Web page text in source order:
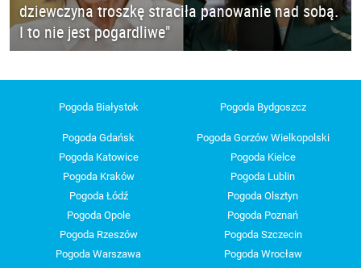
dziewczyna troszkę straciła panowanie nad sobą.
I to nie jest pogardliwe"
Pogoda Białystok Pogoda Bydgoszcz
Pogoda Gdańsk
Pogoda Gorzów Wielkopolski
Pogoda Katowice
Pogoda Kielce
Pogoda Kraków
Pogoda Lublin
Pogoda Łódź
Pogoda Olsztyn
Pogoda Opole
Pogoda Poznań
Pogoda Rzeszów
Pogoda Szczecin
Pogoda Warszawa
Pogoda Wrocław